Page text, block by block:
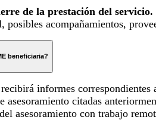
de la prestación del servicio.
posibles acompañamientos,
beneficiaria?
informes
asesoramiento citadas
asesoramiento con trabajo